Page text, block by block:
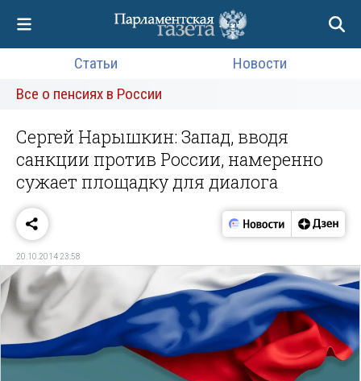
Статьи
Новости
Все о пенсиях в России
Сергей Нарышкин: Запад, вводя
санкции против России, намеренно
сужает площадку для диалога
20.10.2014 23:58